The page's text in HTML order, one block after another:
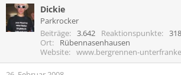
Dickie
Parkrocker
Beiträge
3.642 Reaktionspunkte 318
Ort
Rübennasenhausen
Website
www.bergrennen-